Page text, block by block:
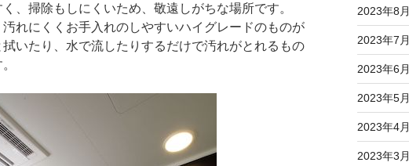
、掃除もしにくいため、敬遠しがちな場所です。
汚れにくくお手入れのしやすいハイグレードのものが
いたり、水で流したりするだけで汚れがとれるもの
2023年8月
2023年7月
2023年6月
2023年5月
2023年4月
2023年3月